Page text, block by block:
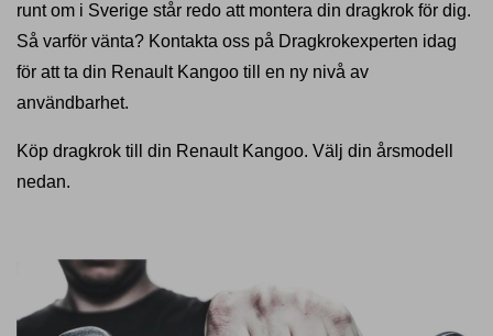
runt om i Sverige står redo att montera din dragkrok för dig.
Så varför vänta? Kontakta oss på Dragkrokexperten idag
för att ta din Renault Kangoo till en ny nivå av
användbarhet.
Köp dragkrok till din Renault Kangoo. Välj din årsmodell
nedan.